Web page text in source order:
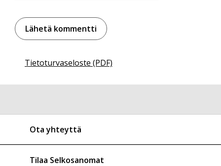
Tietoturvaseloste (PDF)
Ota yhteyttä
Tilaa Selkosanomat